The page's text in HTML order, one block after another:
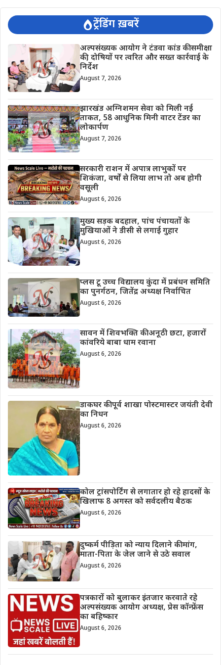
ट्रेंडिंग ख़बरें
अल्पसंख्यक आयोग ने टंडवा कांड की समीक्षा
की, दोषियों पर त्वरित और सख्त कार्रवाई के
निर्देश
August 7, 2026
झारखंड अग्निशमन सेवा को मिली नई
ताकत, 58 आधुनिक मिनी वाटर टेंडर का
लोकार्पण
August 7, 2026
सरकारी राशन में अपात्र लाभुकों पर
शिकंजा, वर्षों से लिया लाभ तो अब होगी
वसूली
August 6, 2026
मुख्य सड़क बदहाल, पांच पंचायतों के
मुखियाओं ने डीसी से लगाई गुहार
August 6, 2026
प्लस टू उच्च विद्यालय कुंदा में प्रबंधन समिति
का पुनर्गठन, जितेंद्र अध्यक्ष निर्वाचित
August 6, 2026
सावन में शिवभक्ति की अनूठी छटा, हजारों
कांवरिये बाबा धाम रवाना
August 6, 2026
डाकघर की पूर्व शाखा पोस्टमास्टर जयंती देवी
का निधन
August 6, 2026
कोल ट्रांसपोर्टिंग से लगातार हो रहे हादसों के
खिलाफ 8 अगस्त को सर्वदलीय बैठक
August 6, 2026
दुष्कर्म पीड़िता को न्याय दिलाने की मांग,
माता-पिता के जेल जाने से उठे सवाल
August 6, 2026
पत्रकारों को बुलाकर इंतजार करवाते रहे
अल्पसंख्यक आयोग अध्यक्ष, प्रेस कॉन्फ्रेंस
का बहिष्कार
August 6, 2026